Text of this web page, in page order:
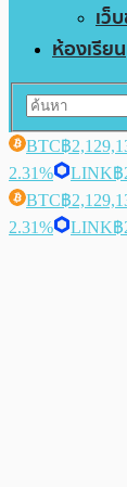
เว็
ห้องเรียน
BTC฿
2.31%
LINK฿
BTC฿
2.31%
LINK฿